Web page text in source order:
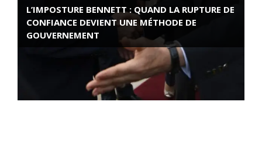
L’IMPOSTURE BENNETT : QUAND LA RUPTURE DE
CONFIANCE DEVIENT UNE MÉTHODE DE
GOUVERNEMENT
ROSE VALLAND, HEROÏNE DE LA RESISTANCE